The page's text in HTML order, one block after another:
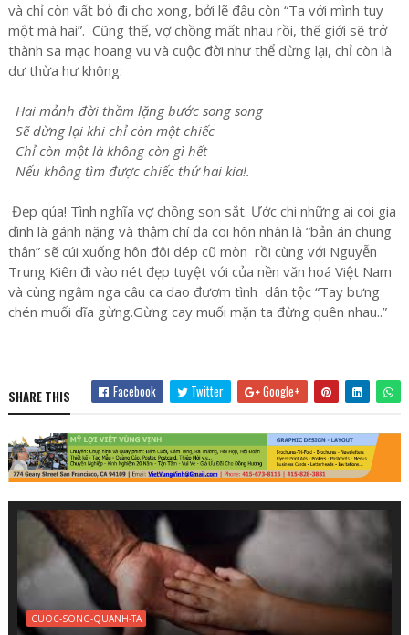
và chỉ còn vất bỏ đi cho xong, bởi lẽ đâu còn “Ta với mình tuy
một mà hai”. Cũng thế, vợ chồng mất nhau rồi, thế giới sẽ trở
thành sa mạc hoang vu và cuộc đời như thể dừng lại, chỉ còn là
dư thừa hư không:
Hai mảnh đời thầm lặng bước song song
Sẽ dừng lại khi chỉ còn một chiếc
Chỉ còn một là không còn gì hết
Nếu không tìm được chiếc thứ hai kia!.
Đẹp qúa! Tình nghĩa vợ chồng son sắt. Ước chi những ai coi gia
đình là gánh nặng và thậm chí đã coi hôn nhân là “bản án chung
thân” sẽ cúi xuống hôn đôi dép cũ mòn rồi cùng với Nguyễn
Trung Kiên đi vào nét đẹp tuyệt với của nền văn hoá Việt Nam
và cùng ngâm nga câu ca dao đượm tình dân tộc “Tay bưng
chén muối dĩa gừng.Gừng cay muối mặn ta đừng quên nhau..”
SHARE THIS Facebook Twitter Google+
CUOC-SONG-QUANH-TA